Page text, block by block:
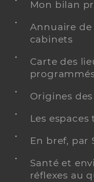
Mon bilan
Annuaire
cabinets
Carte des
Origines
Les
En bref, par
Santé et
réflexes au